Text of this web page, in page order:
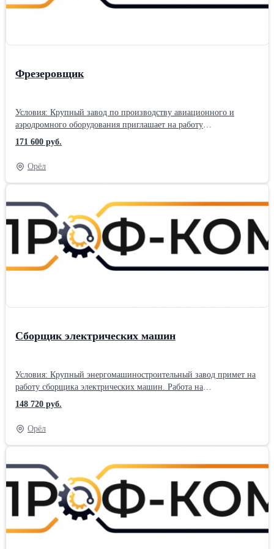
Фрезеровщик
Условия: Крупный завод по производству авиационного и
аэродромного оборудования приглашает на работу
фрезеровщиков. Работа на производственном предприятии в г.
Москва. Вахтовый метод работы 60/30. Прямой работодатель.
Трудоустройство официальное, согласно ТК РФ. График работы
6/1, 11-ти часовой рабочий день. Заработная плата почасовая,
500 руб.\час. , от 143 000-171 600 руб./мес. (ночные смены
благоустроенное жилье за счет компании (общежитие). Проезд
компенсируем после отработанной командировки. Питание за
свой счет. Обязанности: Фрезерная обработка поверхностей
заготовок сложных деталей на универсальных фрезерных
станках 6Р12, 6К82Г, 6Т210. Требования: Опыт проведения
аналогичных работ от 5 лет, разряд 5-6
171 600 руб.
Орёл
Сборщик электрических машин
Условия: Крупный энергомашиностроительный завод примет на
работу сборщика электрических машин. Работа на
производственном предприятии в г. Санкт-Петербург. Вахтовый
метод работы 60/30. Прямой работодатель. Трудоустройство
официальное, согласно ТК РФ. График работы на выбор, 5/2 по 8
часов или 6/1 по 11 часов. Заработная плата 520 руб./час, от
91520- 148720 руб./мес. (зависит от графика работы).
(квартира на несколько человек). Проезд компенсируем в обе
стороны после отработанной командировки. Питание за свой
счет. Обязанности: Сборка и регулировка электрических машин
и аппаратов средней сложности; притирка и пришабрирование
сопрягаемых поверхностей деталей и узлов, опрессование
активной стали статоров гидрогенераторов; центровка.
148 720 руб.
Орёл